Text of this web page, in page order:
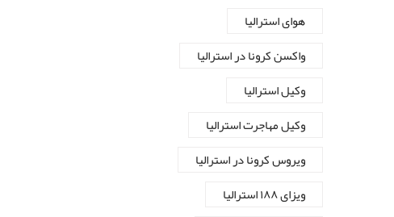
هوای استرالیا
واکسن کرونا در استرالیا
وکیل استرالیا
وکیل مهاجرت استرالیا
ویروس کرونا در استرالیا
ویزای ۱۸۸ استرالیا